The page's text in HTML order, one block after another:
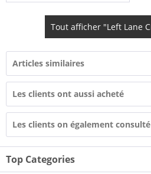
Tout afficher "Left Lane
Articles similaires
Les clients ont aussi acheté
Les clients on également consulté
Top Categories